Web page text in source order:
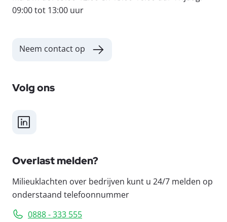
09:00 tot 13:00 uur
Neem contact op
Volg ons
LinkedIn
Overlast melden?
Milieuklachten over bedrijven kunt u 24/7 melden op
onderstaand telefoonnummer
0888 - 333 555